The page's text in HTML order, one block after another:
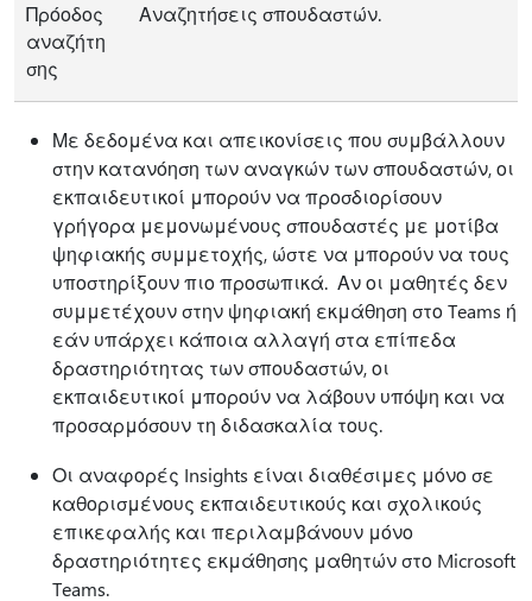
Πρόοδος
αναζήτη
σης
Αναζητήσεις σπουδαστών.
Με δεδομένα και απεικονίσεις που συμβάλλουν
στην κατανόηση των αναγκών των σπουδαστών, οι
εκπαιδευτικοί μπορούν να προσδιορίσουν
γρήγορα μεμονωμένους σπουδαστές με μοτίβα
ψηφιακής συμμετοχής, ώστε να μπορούν να τους
υποστηρίξουν πιο προσωπικά. Αν οι μαθητές δεν
συμμετέχουν στην ψηφιακή εκμάθηση στο Teams ή
εάν υπάρχει κάποια αλλαγή στα επίπεδα
δραστηριότητας των σπουδαστών, οι
εκπαιδευτικοί μπορούν να λάβουν υπόψη και να
προσαρμόσουν τη διδασκαλία τους.
Οι αναφορές Insights είναι διαθέσιμες μόνο σε
καθορισμένους εκπαιδευτικούς και σχολικούς
επικεφαλής και περιλαμβάνουν μόνο
δραστηριότητες εκμάθησης μαθητών στο Microsoft
Teams.